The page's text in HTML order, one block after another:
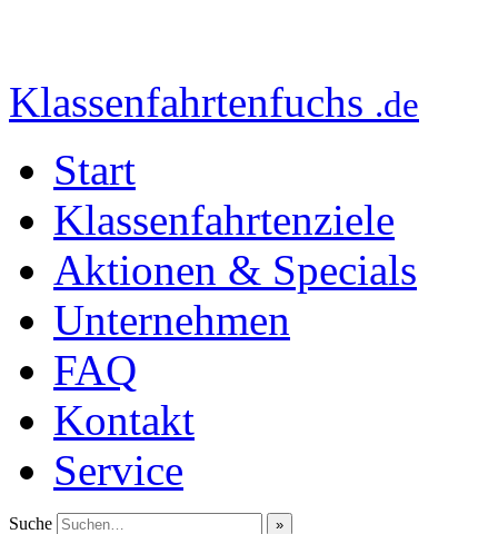
Klassenfahrtenfuchs .de
Start
Klassenfahrtenziele
Aktionen & Specials
Unternehmen
FAQ
Kontakt
Service
Suche